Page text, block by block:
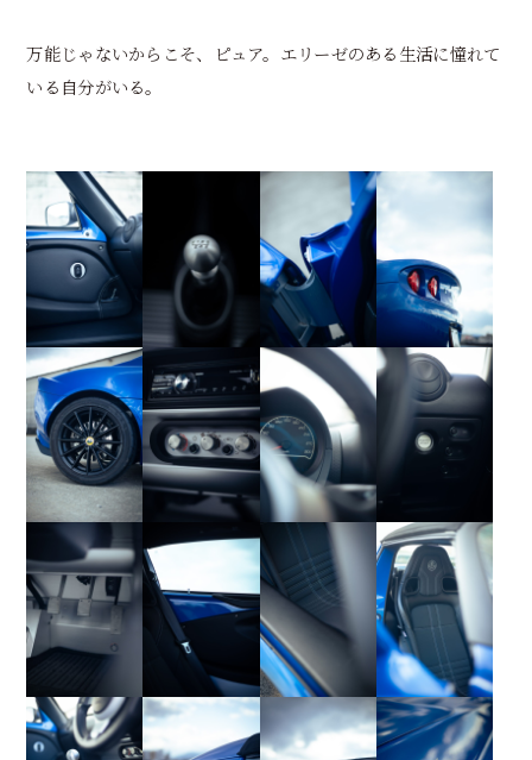
万能じゃないからこそ、ピュア。エリーゼのある生活に憧れて
いる自分がいる。